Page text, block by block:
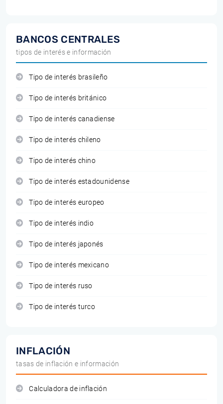
BANCOS CENTRALES
tipos de interés e información
Tipo de interés brasileño
Tipo de interés británico
Tipo de interés canadiense
Tipo de interés chileno
Tipo de interés chino
Tipo de interés estadounidense
Tipo de interés europeo
Tipo de interés indio
Tipo de interés japonés
Tipo de interés mexicano
Tipo de interés ruso
Tipo de interés turco
INFLACIÓN
tasas de inflación e información
Calculadora de inflación